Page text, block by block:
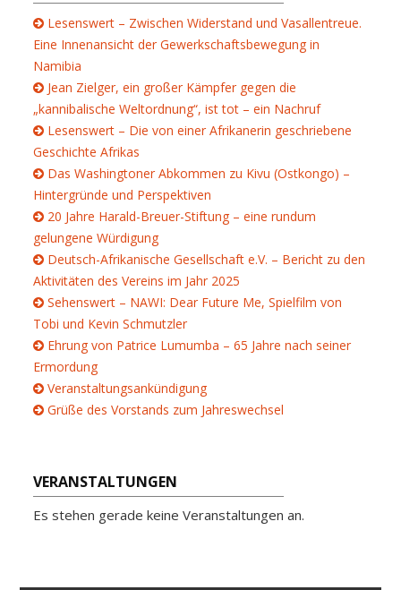
Lesenswert – Zwischen Widerstand und Vasallentreue.
Eine Innenansicht der Gewerkschaftsbewegung in
Namibia
Jean Zielger, ein großer Kämpfer gegen die
„kannibalische Weltordnung“, ist tot – ein Nachruf
Lesenswert – Die von einer Afrikanerin geschriebene
Geschichte Afrikas
Das Washingtoner Abkommen zu Kivu (Ostkongo) –
Hintergründe und Perspektiven
20 Jahre Harald-Breuer-Stiftung – eine rundum
gelungene Würdigung
Deutsch-Afrikanische Gesellschaft e.V. – Bericht zu den
Aktivitäten des Vereins im Jahr 2025
Sehenswert – NAWI: Dear Future Me, Spielfilm von
Tobi und Kevin Schmutzler
Ehrung von Patrice Lumumba – 65 Jahre nach seiner
Ermordung
Veranstaltungsankündigung
Grüße des Vorstands zum Jahreswechsel
VERANSTALTUNGEN
Es stehen gerade keine Veranstaltungen an.